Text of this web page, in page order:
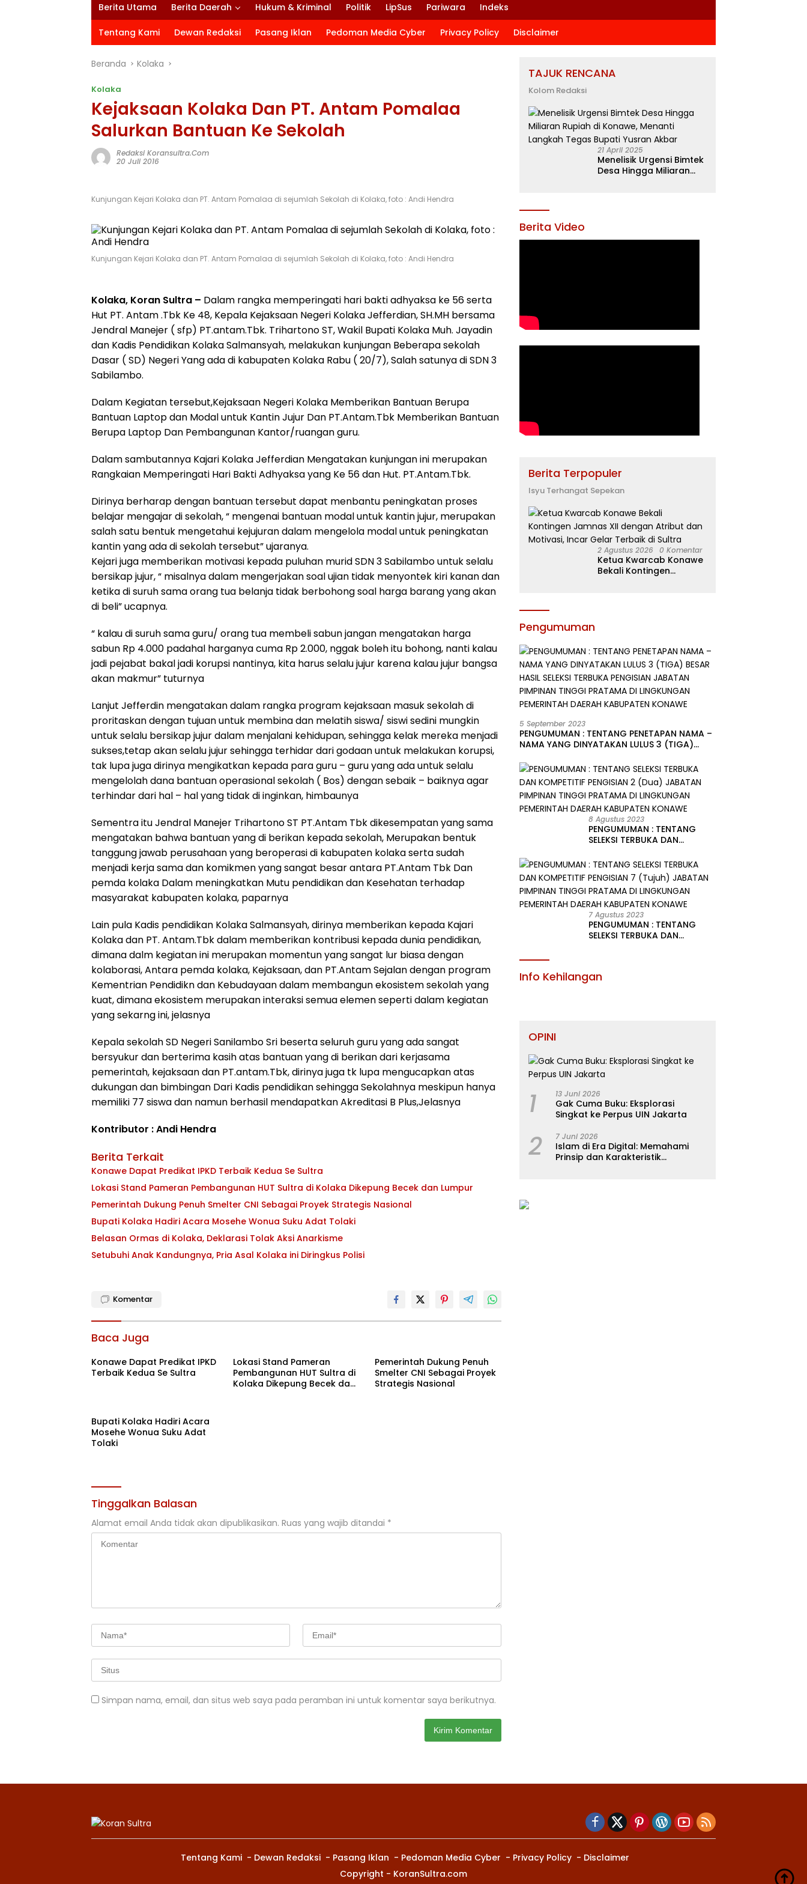
Berita Utama Berita Daerah Hukum & Kriminal Politik LipSus Pariwara Indeks
Tentang Kami Dewan Redaksi Pasang Iklan Pedoman Media Cyber Privacy Policy Disclaimer
Beranda Kolaka
Kolaka
Kejaksaan Kolaka Dan PT. Antam Pomalaa
Salurkan Bantuan Ke Sekolah
Redaksi Koransultra.com
20 Juli 2016
Kunjungan Kejari Kolaka dan PT. Antam Pomalaa di sejumlah Sekolah di Kolaka, foto : Andi Hendra
Kunjungan Kejari Kolaka dan PT. Antam Pomalaa di sejumlah Sekolah di Kolaka, foto : Andi Hendra
Kolaka, Koran Sultra – Dalam rangka memperingati hari bakti adhyaksa ke 56 serta
Hut PT. Antam .Tbk Ke 48, Kepala Kejaksaan Negeri Kolaka Jefferdian, SH.MH bersama
Jendral Manejer ( sfp) PT.antam.Tbk. Trihartono ST, Wakil Bupati Kolaka Muh. Jayadin
dan Kadis Pendidikan Kolaka Salmansyah, melakukan kunjungan Beberapa sekolah
Dasar ( SD) Negeri Yang ada di kabupaten Kolaka Rabu ( 20/7), Salah satunya di SDN 3
Sabilambo.
Dalam Kegiatan tersebut,Kejaksaan Negeri Kolaka Memberikan Bantuan Berupa
Bantuan Laptop dan Modal untuk Kantin Jujur Dan PT.Antam.Tbk Memberikan Bantuan
Berupa Laptop Dan Pembangunan Kantor/ruangan guru.
Dalam sambutannya Kajari Kolaka Jefferdian Mengatakan kunjungan ini merupakan
Rangkaian Memperingati Hari Bakti Adhyaksa yang Ke 56 dan Hut. PT.Antam.Tbk.
Dirinya berharap dengan bantuan tersebut dapat menbantu peningkatan proses
belajar mengajar di sekolah, “ mengenai bantuan modal untuk kantin jujur, merupakan
salah satu bentuk mengetahui kejujuran dalam mengelola modal untuk peningkatan
kantin yang ada di sekolah tersebut” ujaranya.
Kejari juga memberikan motivasi kepada puluhan murid SDN 3 Sabilambo untuk selalu
bersikap jujur, “ misalnya dalam mengerjakan soal ujian tidak menyontek kiri kanan dan
ketika di suruh sama orang tua belanja tidak berbohong soal harga barang yang akan
di beli” ucapnya.
“ kalau di suruh sama guru/ orang tua membeli sabun jangan mengatakan harga
sabun Rp 4.000 padahal harganya cuma Rp 2.000, nggak boleh itu bohong, nanti kalau
jadi pejabat bakal jadi korupsi nantinya, kita harus selalu jujur karena kalau jujur bangsa
akan makmur” tuturnya
Lanjut Jefferdin mengatakan dalam rangka program kejaksaan masuk sekolah di
proritaskan dengan tujuan untuk membina dan melatih siswa/ siswi sedini mungkin
untuk selalu bersikap jujur dalam menjalani kehidupan, sehingga kelak mereka menjadi
sukses,tetap akan selalu jujur sehingga terhidar dari godaan untuk melakukan korupsi,
tak lupa juga dirinya mengikatkan kepada para guru – guru yang ada untuk selalu
mengelolah dana bantuan operasional sekolah ( Bos) dengan sebaik – baiknya agar
terhindar dari hal – hal yang tidak di inginkan, himbaunya
Sementra itu Jendral Manejer Trihartono ST PT.Antam Tbk dikesempatan yang sama
mengatakan bahwa bantuan yang di berikan kepada sekolah, Merupakan bentuk
tanggung jawab perusahaan yang beroperasi di kabupaten kolaka serta sudah
menjadi kerja sama dan komikmen yang sangat besar antara PT.Antam Tbk Dan
pemda kolaka Dalam meningkatkan Mutu pendidikan dan Kesehatan terhadap
masyarakat kabupaten kolaka, paparnya
Lain pula Kadis pendidikan Kolaka Salmansyah, dirinya memberikan kepada Kajari
Kolaka dan PT. Antam.Tbk dalam memberikan kontribusi kepada dunia pendidikan,
dimana dalm kegiatan ini merupakan momentun yang sangat lur biasa dengan
kolaborasi, Antara pemda kolaka, Kejaksaan, dan PT.Antam Sejalan dengan program
Kementrian Pendidikn dan Kebudayaan dalam membangun ekosistem sekolah yang
kuat, dimana ekosistem merupakan interaksi semua elemen seperti dalam kegiatan
yang sekarng ini, jelasnya
Kepala sekolah SD Negeri Sanilambo Sri beserta seluruh guru yang ada sangat
bersyukur dan berterima kasih atas bantuan yang di berikan dari kerjasama
pemerintah, kejaksaan dan PT.antam.Tbk, dirinya juga tk lupa mengucapkan atas
dukungan dan bimbingan Dari Kadis pendidikan sehingga Sekolahnya meskipun hanya
memiliki 77 siswa dan namun berhasil mendapatkan Akreditasi B Plus,Jelasnya
Kontributor : Andi Hendra
Berita Terkait
Konawe Dapat Predikat IPKD Terbaik Kedua Se Sultra
Lokasi Stand Pameran Pembangunan HUT Sultra di Kolaka Dikepung Becek dan Lumpur
Pemerintah Dukung Penuh Smelter CNI Sebagai Proyek Strategis Nasional
Bupati Kolaka Hadiri Acara Mosehe Wonua Suku Adat Tolaki
Belasan Ormas di Kolaka, Deklarasi Tolak Aksi Anarkisme
Setubuhi Anak Kandungnya, Pria Asal Kolaka ini Diringkus Polisi
Komentar
Baca Juga
Konawe Dapat Predikat IPKD
Terbaik Kedua Se Sultra
Lokasi Stand Pameran
Pembangunan HUT Sultra di
Kolaka Dikepung Becek dan
Pemerintah Dukung Penuh
Smelter CNI Sebagai Proyek
Strategis Nasional
Bupati Kolaka Hadiri Acara
Mosehe Wonua Suku Adat
Tolaki
Tinggalkan Balasan
Alamat email Anda tidak akan dipublikasikan. Ruas yang wajib ditandai *
Simpan nama, email, dan situs web saya pada peramban ini untuk komentar saya berikutnya.
TAJUK RENCANA
Kolom Redaksi
21 April 2025
Menelisik Urgensi Bimtek
Desa Hingga Miliaran
Berita Video
Berita Terpopuler
Isyu Terhangat Sepekan
2 Agustus 2026 0 Komentar
Ketua Kwarcab Konawe
Bekali Kontingen
Pengumuman
5 September 2023
PENGUMUMAN : TENTANG PENETAPAN NAMA –
NAMA YANG DINYATAKAN LULUS 3 (TIGA)
JABATAN PIMPINAN TINGGI PRATAMA DI
LINGKUNGAN PEMERINTAH DAERAH
KABUPATEN KONAWE
8 Agustus 2023
PENGUMUMAN : TENTANG
SELEKSI TERBUKA DAN
(Dua) JABATAN PIMPINAN
TINGGI PRATAMA DI
LINGKUNGAN PEMERINTAH
DAERAH KABUPATEN KONAWE
7 Agustus 2023
PENGUMUMAN : TENTANG
SELEKSI TERBUKA DAN
LINGKUNGAN PEMERINTAH
Info Kehilangan
OPINI
1 13 Juni 2026
Gak Cuma Buku: Eksplorasi
Singkat ke Perpus UIN Jakarta
2 7 Juni 2026
Islam di Era Digital: Memahami
Prinsip dan Karakteristik
Tentang Kami Dewan Redaksi Pasang Iklan Pedoman Media Cyber Privacy Policy
Disclaimer
Copyright - KoranSultra.com